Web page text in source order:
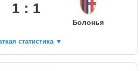
1 : 1
Болонья
статистика ▼